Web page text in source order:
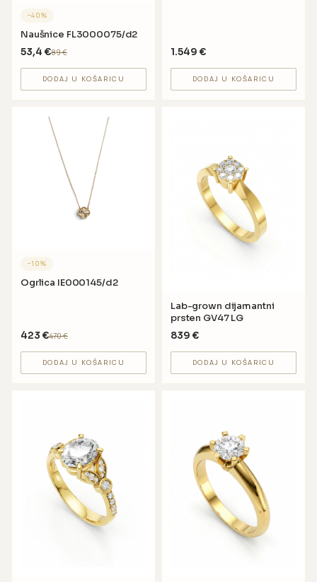
−40%
Naušnice FL3000075/d2
53,4 €89€
DODAJ U KOŠARICU
1.549 €
DODAJ U KOŠARICU
−10%
Ogrlica IE000145/d2
423 €470€
DODAJ U KOŠARICU
Lab-grown dijamantni
prsten GV47 LG
839 €
DODAJ U KOŠARICU